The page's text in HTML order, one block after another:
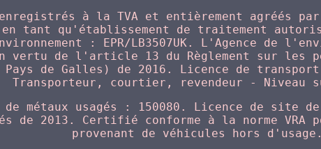
enregistrés à la TVA et entièrement agréés
tant qu'établissement de traitement
: EPR/LB3507UK. L'Agence de
vertu de l'article 13 du Règlement sur les
de Galles) de 2016. Licence de transport
Transporteur, courtier, revendeur - Niveau
de métaux usagés : 150080. Licence de site
de 2013. Certifié conforme à la norme VRA
provenant de véhicules hors d'usage.